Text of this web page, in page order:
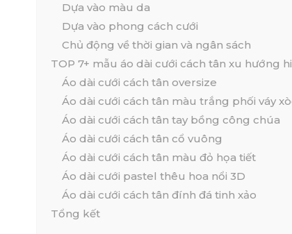
Dựa vào màu da
Dựa vào phong cách cưới
Chủ động về thời gian và ngân sách
TOP 7+ mẫu áo dài cưới cách tân xu hướng
Áo dài cưới cách tân oversize
Áo dài cưới cách tân màu trắng phối váy
Áo dài cưới cách tân tay bồng công chúa
Áo dài cưới cách tân cổ vuông
Áo dài cưới cách tân màu đỏ họa tiết
Áo dài cưới pastel thêu hoa nổi 3D
Áo dài cưới cách tân đính đá tinh xảo
Tổng kết